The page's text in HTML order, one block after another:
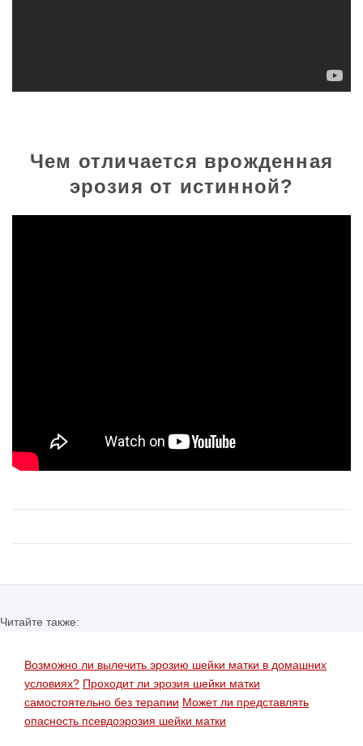
Чем отличается врожденная
эрозия от истинной?
Читайте также:
Возможно ли вылечить эрозию шейки матки в домашних
условиях? Проходит ли эрозия шейки матки
самостоятельно без терапии Может ли представлять
опасность псевдоэрозия шейки матки